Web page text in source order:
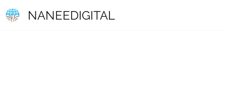
NANEEDIGITAL